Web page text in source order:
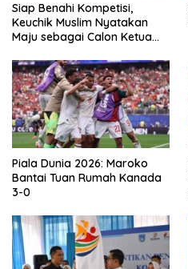
Siap Benahi Kompetisi,
Keuchik Muslim Nyatakan
Maju sebagai Calon Ketua
Piala Dunia 2026: Maroko
Bantai Tuan Rumah Kanada
3-0